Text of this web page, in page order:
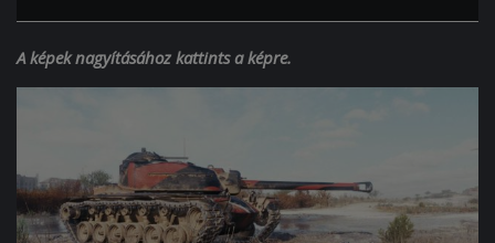
A képek nagyításához kattints a képre.